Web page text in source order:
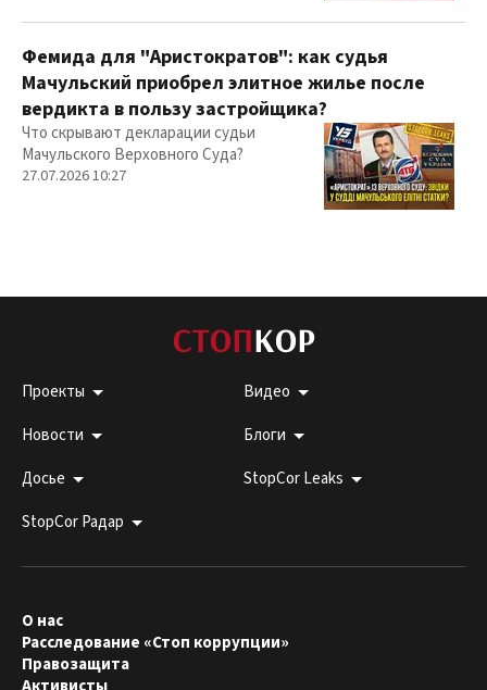
Фемида для "Аристократов": как судья
Мачульский приобрел элитное жилье после
вердикта в пользу застройщика?
Что скрывают декларации судьи
Мачульского Верховного Суда?
27.07.2026 10:27
Проекты
Видео
Новости
Блоги
Досье
StopCor Leaks
StopCor Радар
О нас
Расследование «Стоп коррупции»
Правозащита